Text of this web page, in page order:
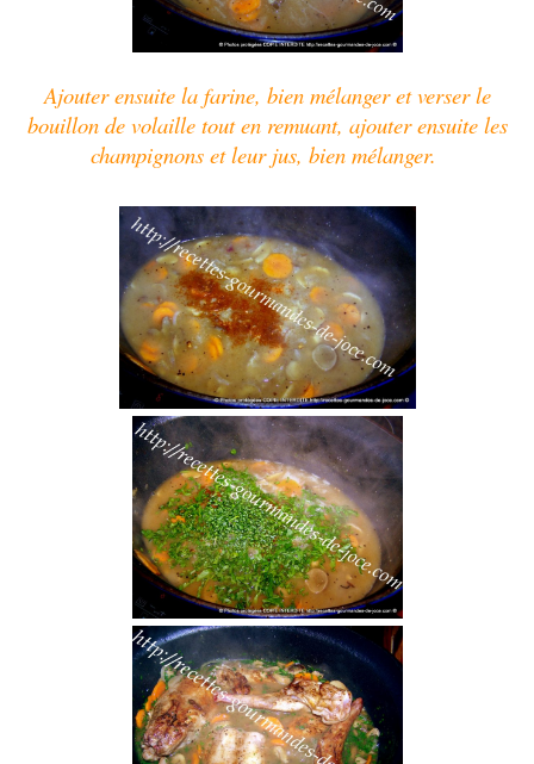
Ajouter ensuite la farine, bien mélanger et verser le
bouillon de volaille tout en remuant, ajouter ensuite les
champignons et leur jus, bien mélanger.